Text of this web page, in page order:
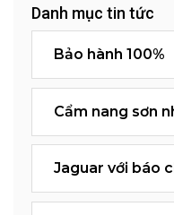
Danh mục tin tức
Bảo hành 100%
Cẩm nang sơn
Jaguar với báo